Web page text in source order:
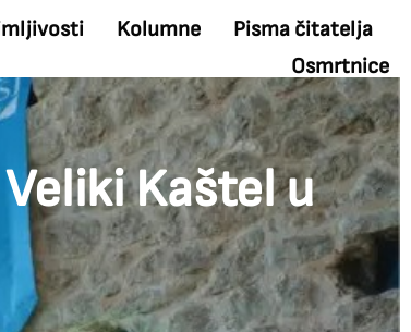
Kolumne
Pisma čitatelja
Osmrtnice
Kaštel u